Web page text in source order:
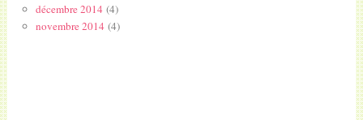
décembre 2014(4)
novembre 2014(4)